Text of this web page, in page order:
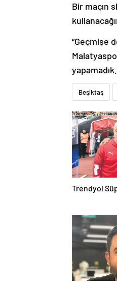
Bir maçın
“Geçmişe
Beşiktaş
Trendyol